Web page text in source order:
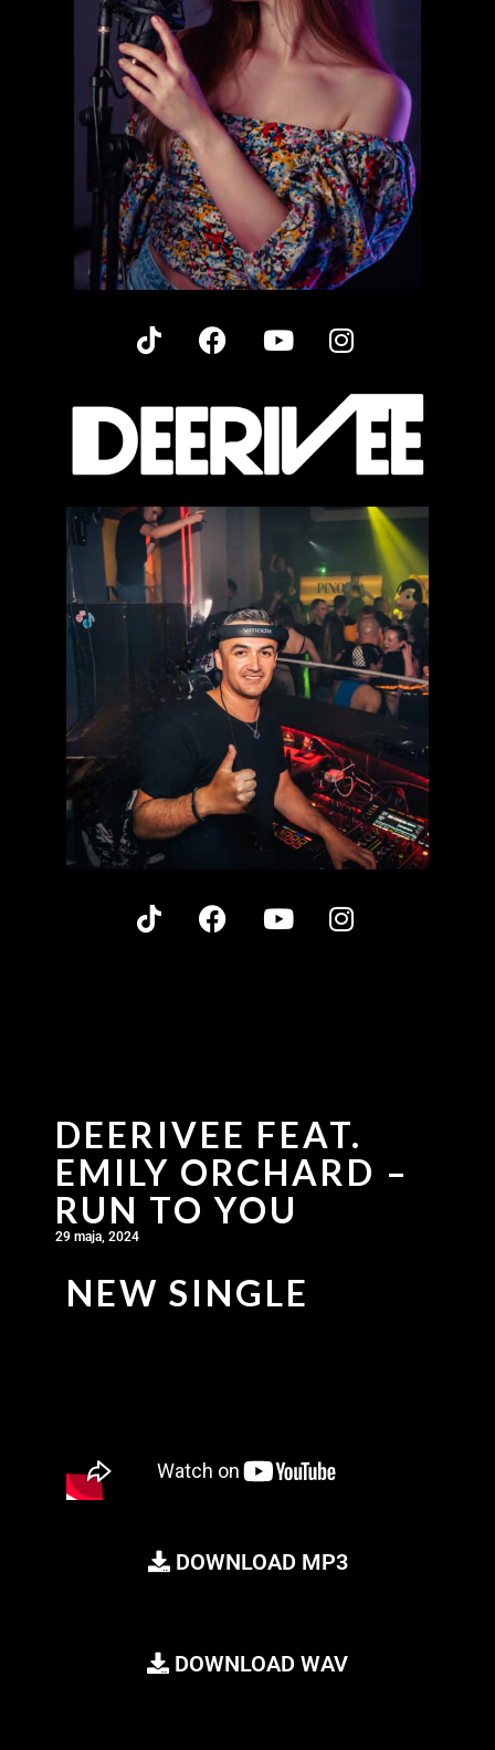
DEERIVEE FEAT.
EMILY ORCHARD –
RUN TO YOU
29 maja, 2024
NEW SINGLE
DOWNLOAD MP3
DOWNLOAD WAV